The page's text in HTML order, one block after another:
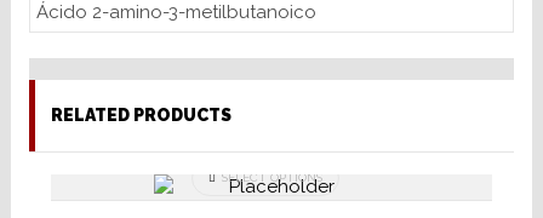
Ácido 2-amino-3-metilbutanoico
RELATED PRODUCTS
SELECT OPTIONS